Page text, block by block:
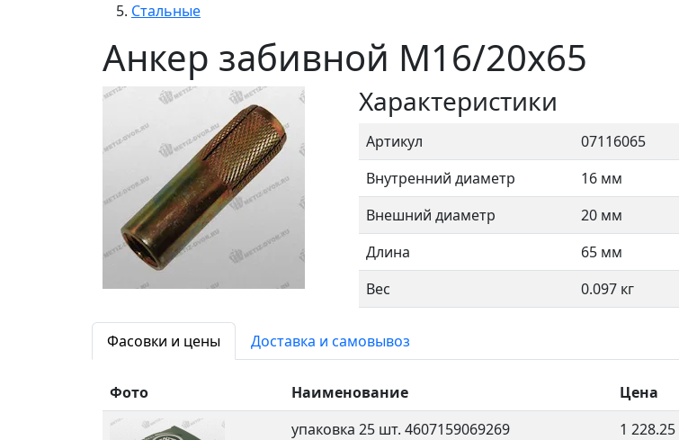
Стальные
Анкер забивной M16/20x65
Характеристики
Артикул
07116065
Внутренний диаметр
16 мм
Внешний диаметр
20 мм
Длина
65 мм
Вес
0.097 кг
Фасовки и цены Доставка и самовывоз
Фото Наименование Цена
упаковка 25 шт. 4607159069269
1 228.25